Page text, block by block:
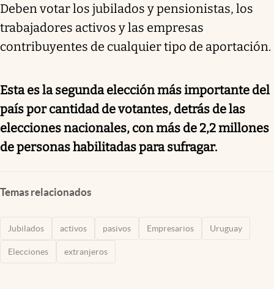
Deben votar los jubilados y pensionistas, los
trabajadores activos y las empresas
contribuyentes de cualquier tipo de aportación.
Esta es la segunda elección más importante del
país por cantidad de votantes, detrás de las
elecciones nacionales, con más de 2,2 millones
de personas habilitadas para sufragar.
Temas relacionados
Jubilados activos pasivos Empresarios Uruguay
Elecciones extranjeros